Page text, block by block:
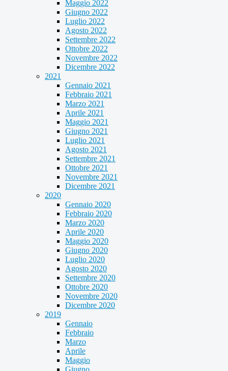
Maggio 2022
Giugno 2022
Luglio 2022
Agosto 2022
Settembre 2022
Ottobre 2022
Novembre 2022
Dicembre 2022
2021
Gennaio 2021
Febbraio 2021
Marzo 2021
Aprile 2021
Maggio 2021
Giugno 2021
Luglio 2021
Agosto 2021
Settembre 2021
Ottobre 2021
Novembre 2021
Dicembre 2021
2020
Gennaio 2020
Febbraio 2020
Marzo 2020
Aprile 2020
Maggio 2020
Giugno 2020
Luglio 2020
Agosto 2020
Settembre 2020
Ottobre 2020
Novembre 2020
Dicembre 2020
2019
Gennaio
Febbraio
Marzo
Aprile
Maggio
Giugno